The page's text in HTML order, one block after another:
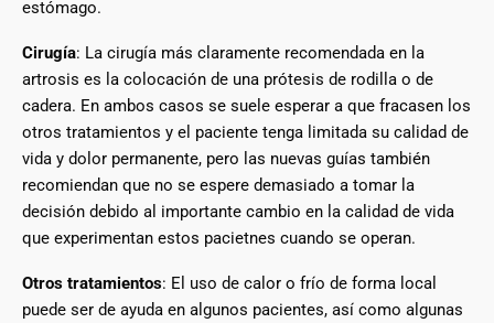
estómago.
Cirugía: La cirugía más claramente recomendada en la
artrosis es la colocación de una prótesis de rodilla o de
cadera. En ambos casos se suele esperar a que fracasen los
otros tratamientos y el paciente tenga limitada su calidad de
vida y dolor permanente, pero las nuevas guías también
recomiendan que no se espere demasiado a tomar la
decisión debido al importante cambio en la calidad de vida
que experimentan estos pacietnes cuando se operan.
Otros tratamientos: El uso de calor o frío de forma local
puede ser de ayuda en algunos pacientes, así como algunas